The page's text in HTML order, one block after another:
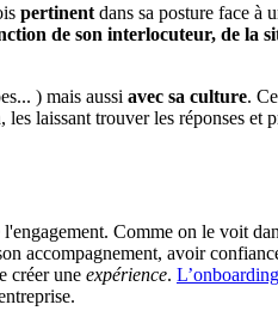
pertinent dans sa posture face à
de son interlocuteur, de la
) mais aussi avec sa culture.
laissant trouver les réponses et
Comme on le voit
accompagnement, avoir
créer une expérience.